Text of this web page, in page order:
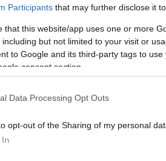
Participants that may further disclose it
that this website/app uses one or more
including but not limited to your visit or
to Google and its third-party tags to
consent section.
Data Processing Opt Outs
opt-out of the Sharing of my personal